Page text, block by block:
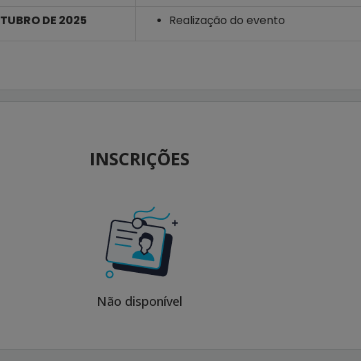
DE 2025 Realização do evento
INSCRIÇÕES
Não disponível